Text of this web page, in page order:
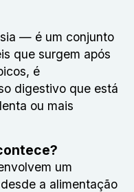
— é um conjunto
que surgem após
é
digestivo que está
ou mais
um
a alimentação